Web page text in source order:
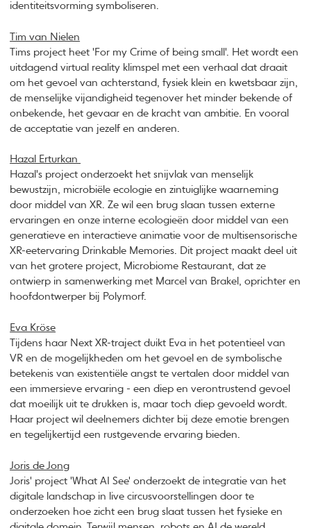
identiteitsvorming symboliseren.
Tim van Nielen
Tims project heet 'For my Crime of being small'. Het wordt een
uitdagend virtual reality klimspel met een verhaal dat draait
om het gevoel van achterstand, fysiek klein en kwetsbaar zijn,
de menselijke vijandigheid tegenover het minder bekende of
onbekende, het gevaar en de kracht van ambitie. En vooral
de acceptatie van jezelf en anderen.
Hazal Erturkan
Hazal's project onderzoekt het snijvlak van menselijk
bewustzijn, microbiële ecologie en zintuiglijke waarneming
door middel van XR. Ze wil een brug slaan tussen externe
ervaringen en onze interne ecologieën door middel van een
generatieve en interactieve animatie voor de multisensorische
XR-eetervaring Drinkable Memories. Dit project maakt deel uit
van het grotere project, Microbiome Restaurant, dat ze
ontwierp in samenwerking met Marcel van Brakel, oprichter en
hoofdontwerper bij Polymorf.
Eva Kröse
Tijdens haar Next XR-traject duikt Eva in het potentieel van
VR en de mogelijkheden om het gevoel en de symbolische
betekenis van existentiële angst te vertalen door middel van
een immersieve ervaring - een diep en verontrustend gevoel
dat moeilijk uit te drukken is, maar toch diep gevoeld wordt.
Haar project wil deelnemers dichter bij deze emotie brengen
en tegelijkertijd een rustgevende ervaring bieden.
Joris de Jong
Joris' project 'What AI See' onderzoekt de integratie van het
digitale landschap in live circusvoorstellingen door te
onderzoeken hoe zicht een brug slaat tussen het fysieke en